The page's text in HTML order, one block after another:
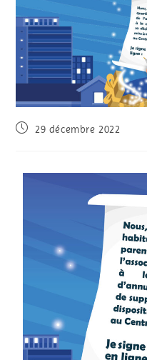
29 décembre 2022